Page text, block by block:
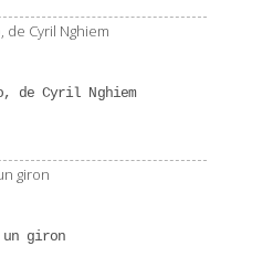
de Cyril Nghiem
giron